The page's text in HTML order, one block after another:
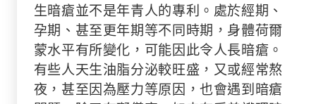
生暗瘡並不是年青人的專利。處於經期、
孕期、甚至更年期等不同時期，身體荷爾
蒙水平有所變化，可能因此令人長暗瘡。
有些人天生油脂分泌較旺盛，又或經常熬
夜，甚至因為壓力等原因，也會遇到暗瘡